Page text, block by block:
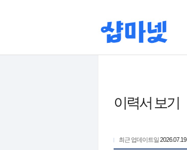
이력서 보기
최근 업데이트일 2026.07.19